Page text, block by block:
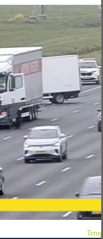
Terug